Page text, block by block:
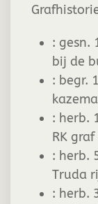
: gesn.
bij de
: begr.
: herb.
RK graf
: herb.
Truda
: herb.